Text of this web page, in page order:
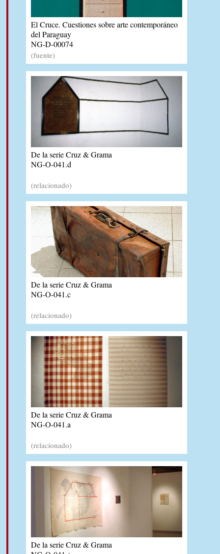
El Cruce. Cuestiones sobre arte contemporáneo
del Paraguay
NG-D-00074
(fuente)
De la serie Cruz & Grama
NG-O-041.d
(relacionado)
De la serie Cruz & Grama
NG-O-041.c
(relacionado)
De la serie Cruz & Grama
NG-O-041.a
(relacionado)
De la serie Cruz & Grama